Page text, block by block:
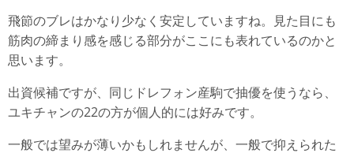
飛節のブレはかなり少なく安定していますね。見た目にも
筋肉の締まり感を感じる部分がここにも表れているのかと
思います。
出資候補ですが、同じドレフォン産駒で抽優を使うなら、
ユキチャンの22の方が個人的には好みです。
一般では望みが薄いかもしれませんが、一般で抑えられた